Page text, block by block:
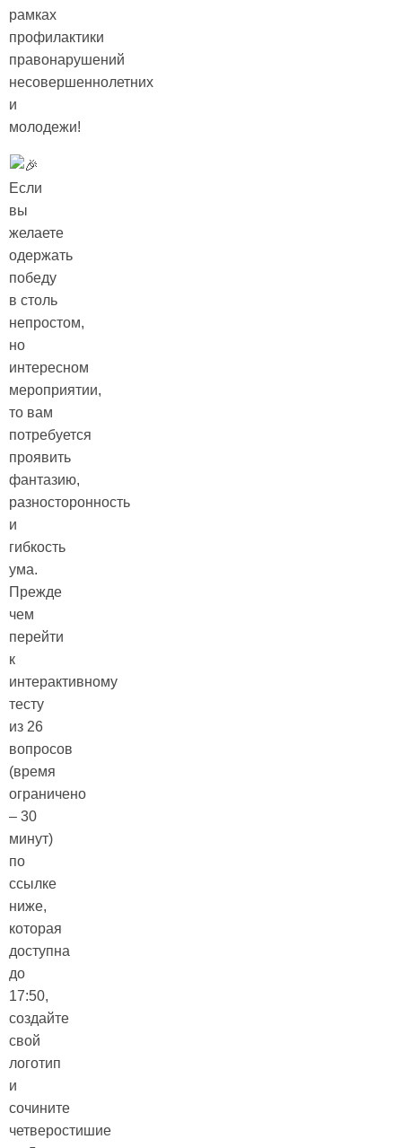
рамках
профилактики
правонарушений
несовершеннолетних
и
молодежи!
Если
вы
желаете
одержать
победу
в столь
непростом,
но
интересном
мероприятии,
то вам
потребуется
проявить
фантазию,
разносторонность
и
гибкость
ума.
Прежде
чем
перейти
к
интерактивному
тесту
из 26
вопросов
(время
ограничено
– 30
минут)
по
ссылке
ниже,
которая
доступна
до
17:50,
создайте
свой
логотип
и
сочините
четверостишие